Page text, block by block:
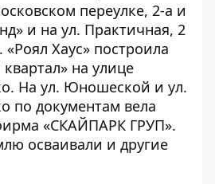
переулке, 2-а и
и на ул. Практичная, 2
Хаус» построила
на улице
На ул. Юношеской и ул.
по документам вела
«СКАЙПАРК ГРУП».
осваивали и другие